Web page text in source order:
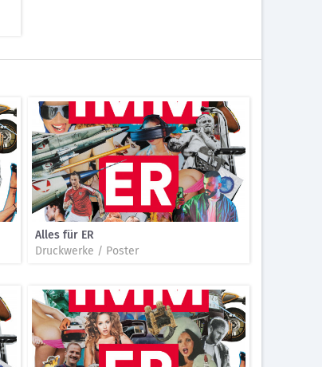
Alles für ER
Druckwerke / Poster